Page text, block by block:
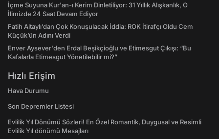
İçme Suyuna Kur'an-ı Kerim Dinletiliyor: 31 Yıllık Alışkanlık, O
İlimizde 24 Saat Devam Ediyor
Fatih Altaylı’dan Çok Konuşulacak İddia: ROK İtirafçı Oldu Cem
Küçük’ün Adını Verdi
Enver Aysever'den Erdal Beşikçioğlu ve Etimesgut Çıkışı: “Bu
Kafalarla Etimesgut Yönetilebilir mi?”
Hızlı Erişim
Hava Durumu
Son Depremler Listesi
Evlilik Yıl Dönümü Sözleri! En Özel Romantik, Duygusal ve Resimli
Evlilik Yıl dönümü Mesajları